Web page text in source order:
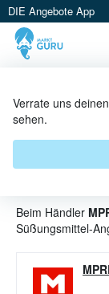
DIE Angebote App
Verrate uns
sehen.
ZUCKER
PREIS
Beim Händler
Süßungsmittel-